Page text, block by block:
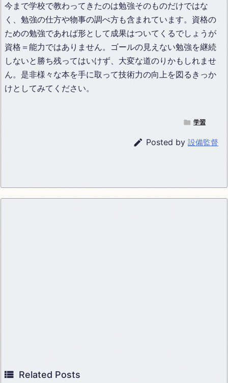
今まで学校で教わってきたのは勉強そのものだけではな
く、勉強の仕方や物事の調べ方も含まれています。資格の
ための勉強であれば形として成果はついてくるでしょうが
資格＝能力ではありません。ゴールの見えない勉強を継続
しないと勝ち残ってはいけず、大変な道のりかもしれませ
ん。是非様々な本を手に取って技術力の向上を図るきっか
けとしてみてください。
 学習
 Posted by 設備監督
 Related Posts